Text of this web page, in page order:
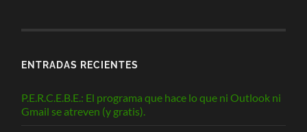
ENTRADAS RECIENTES
P.E.R.C.E.B.E.: El programa que hace lo que ni Outlook ni
Gmail se atreven (y gratis).